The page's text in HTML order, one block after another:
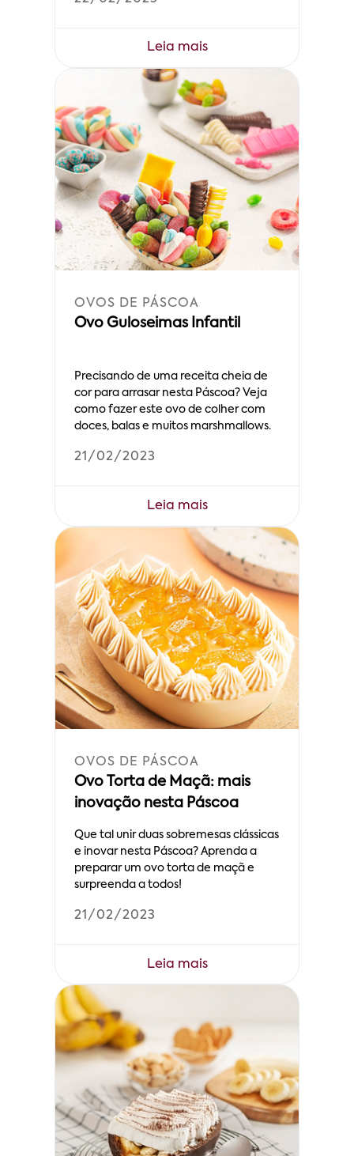
Leia mais
OVOS DE PÁSCOA
Ovo Guloseimas Infantil
Precisando de uma receita cheia de
cor para arrasar nesta Páscoa? Veja
como fazer este ovo de colher com
doces, balas e muitos marshmallows.
21/02/2023
Leia mais
OVOS DE PÁSCOA
Ovo Torta de Maçã: mais
inovação nesta Páscoa
Que tal unir duas sobremesas clássicas
e inovar nesta Páscoa? Aprenda a
preparar um ovo torta de maçã e
surpreenda a todos!
21/02/2023
Leia mais